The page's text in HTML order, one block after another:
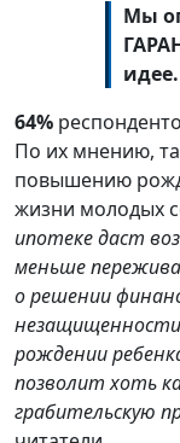
Мы
идее.
64%
По их мнению,
повышению
жизни молодых
ипотеке даст
меньше
о решении
рождении
позволит хоть
грабительскую